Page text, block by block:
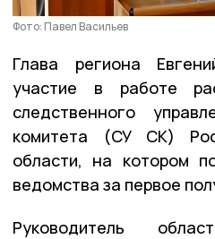
Фото: Павел Васильев
Глава региона
участие в работе
следственного
комитета (СУ СК)
области, на котором
ведомства за первое
Руководитель